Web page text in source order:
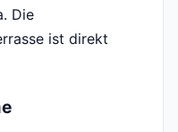
Die
ist direkt